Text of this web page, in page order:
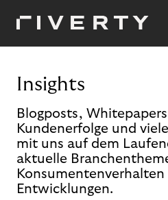
Insights
Blogposts,
Kundenerfolge und
mit uns auf dem
aktuelle
Entwicklungen.